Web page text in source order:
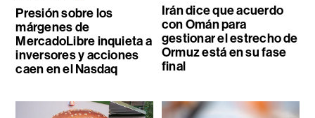
Presión sobre los
márgenes de
MercadoLibre inquieta a
inversores y acciones
caen en el Nasdaq
Irán dice que acuerdo
con Omán para
gestionar el estrecho de
Ormuz está en su fase
final